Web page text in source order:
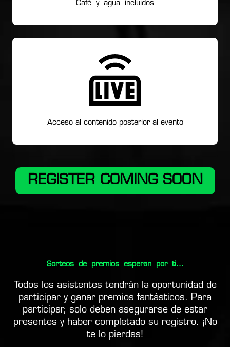
Café y agua incluidos
Acceso al contenido posterior al evento
REGISTER COMING SOON
Sorteos de premios esperan por ti...
Todos los asistentes tendrán la oportunidad de
participar y ganar premios fantásticos. Para
participar, solo deben asegurarse de estar
presentes y haber completado su registro. ¡No
te lo pierdas!